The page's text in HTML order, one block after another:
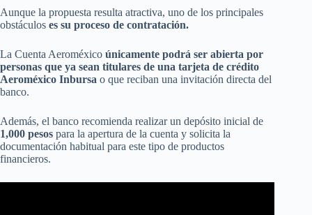
Aunque la propuesta resulta atractiva, uno de los principales
obstáculos es su proceso de contratación.
La Cuenta Aeroméxico únicamente podrá ser abierta por
personas que ya sean titulares de una tarjeta de crédito
Aeroméxico Inbursa o que reciban una invitación directa del
banco.
Además, el banco recomienda realizar un depósito inicial de
1,000 pesos para la apertura de la cuenta y solicita la
documentación habitual para este tipo de productos
financieros.